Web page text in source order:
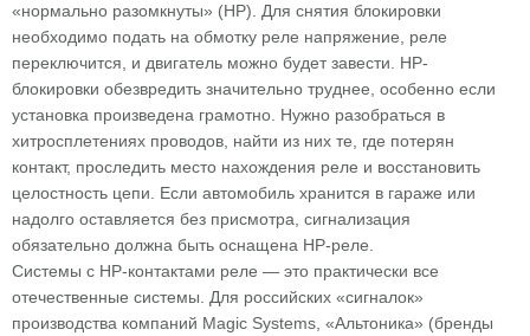
«нормально разомкнуты» (НР). Для снятия блокировки
необходимо подать на обмотку реле напряжение, реле
переключится, и двигатель можно будет завести. НР-
блокировки обезвредить значительно труднее, особенно если
установка произведена грамотно. Нужно разобраться в
хитросплетениях проводов, найти из них те, где потерян
контакт, проследить место нахождения реле и восстановить
целостность цепи. Если автомобиль хранится в гараже или
надолго оставляется без присмотра, сигнализация
обязательно должна быть оснащена НР-реле.
Системы с НР-контактами реле — это практически все
отечественные системы. Для российских «сигналок»
производства компаний Magic Systems, «Альтоника» (бренды